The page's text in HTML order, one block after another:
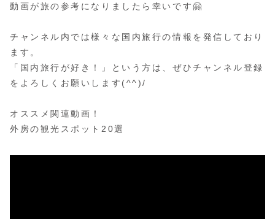
動画が旅の参考になりましたら幸いです🤗
チャンネル内では様々な国内旅行の情報を発信しており
ます。
「国内旅行が好き！」という方は、ぜひチャンネル登録
をよろしくお願いします(^^)/
オススメ関連動画！
外房の観光スポット20選